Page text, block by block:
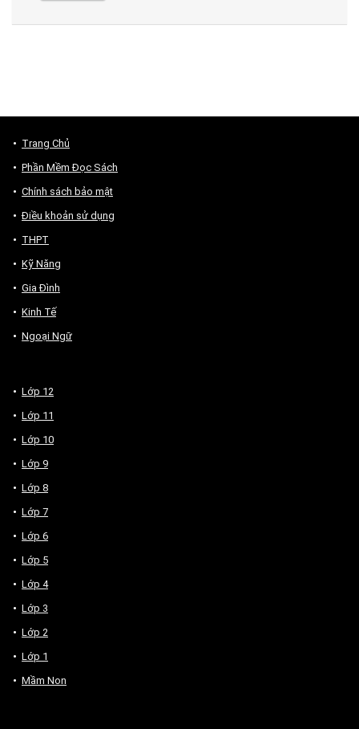
Trang Chủ
Phần Mềm Đọc Sách
Chính sách bảo mật
Điều khoản sử dụng
THPT
Kỹ Năng
Gia Đình
Kinh Tế
Ngoại Ngữ
Lớp 12
Lớp 11
Lớp 10
Lớp 9
Lớp 8
Lớp 7
Lớp 6
Lớp 5
Lớp 4
Lớp 3
Lớp 2
Lớp 1
Mầm Non